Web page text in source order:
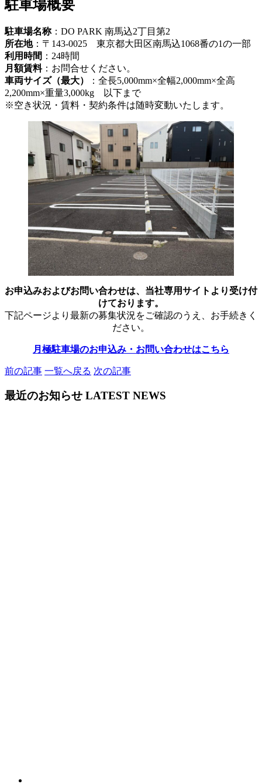
駐車場概要
駐車場名称：DO PARK 南馬込2丁目第2
所在地：〒143-0025 東京都大田区南馬込1068番の1の一部
利用時間 ：24時間
月額賃料：お問合せください。
車両サイズ（最大）
：全長5,000mm×全幅2,000mm×全高
2,200mm×重量3,000kg 以下まで
※空き状況・賃料・契約条件は随時変動いたします。
お申込みおよびお問い合わせは、当社専用サイトより受け付
けております。
下記ページより最新の募集状況をご確認のうえ、お手続きく
ださい。
月極駐車場のお申込み・お問い合わせはこちら
前の記事 一覧へ戻る 次の記事
最近のお知らせ LATEST NEWS